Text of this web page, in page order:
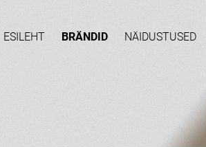
ESILEHT BRÄNDID NÄIDUSTUSED